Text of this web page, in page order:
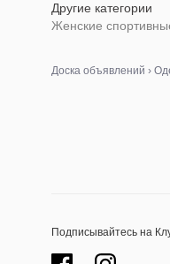
Другие категории
Женские
Доска объявлений ›
Подписывайтесь на